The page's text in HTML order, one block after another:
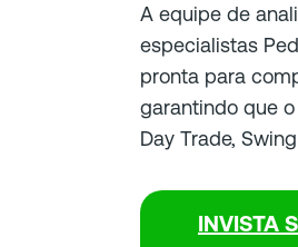
A equipe de
especialistas
pronta para
garantindo que
Day Trade,
INVISTA